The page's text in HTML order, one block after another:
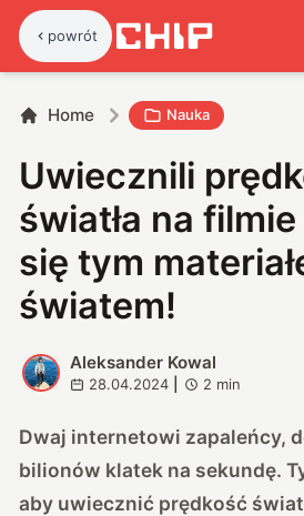
powrót
Home Nauka
Uwiecznili
światła na
się tym
światem!
A
Aleksander Kowal
28.04.2024 2 min
Dwaj internetowi zapaleńcy,
bilionów klatek na sekundę.
aby uwiecznić prędkość